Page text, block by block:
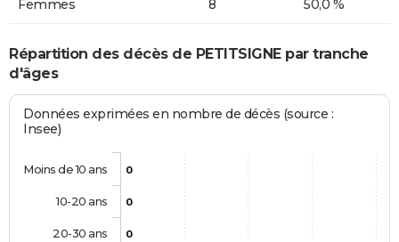
Femmes 8 50,0 %
Répartition des décès de PETITSIGNE par tranche
d'âges
Données exprimées en nombre de décès (source :
Insee)
0
0
0
Moins de 10 ans
10-20 ans
20-30 ans